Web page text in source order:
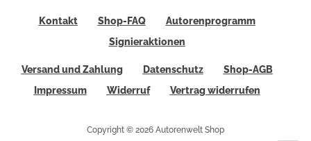
Kontakt Shop-FAQ
Autorenprogramm
Signieraktionen
Versand und Zahlung Datenschutz
Shop-AGB
Impressum
Widerruf Vertrag widerrufen
Copyright © 2026 Autorenwelt Shop